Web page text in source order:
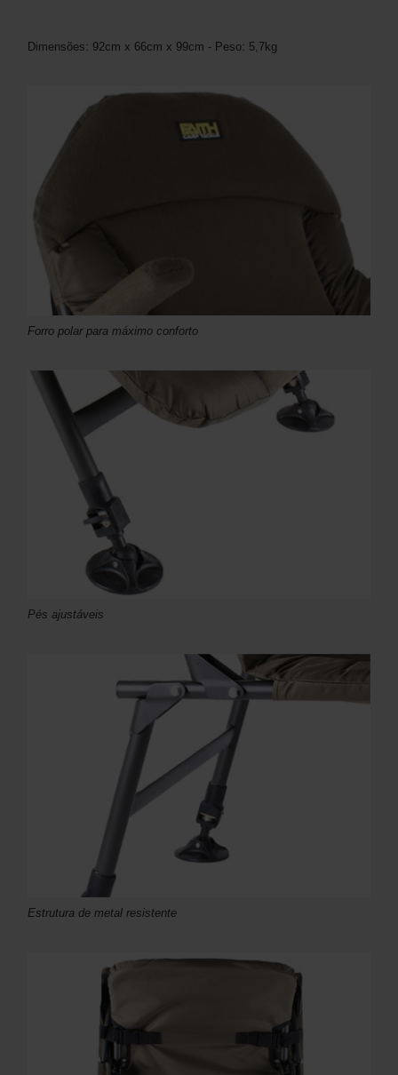
Dimensões: 92cm x 66cm x 99cm - Peso: 5,7kg
Forro polar para máximo conforto
Pés ajustáveis
Estrutura de metal resistente